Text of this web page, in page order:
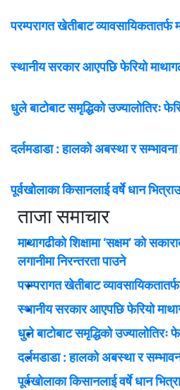
परम्परागत खेतीबाट व्यावसायिकतातर्फ
स्थानीय सरकार आएपछि फेरियो
धुले बाटोबाट समृद्धिको उज्यालोतिरः
दर्लमडाडा : हालको अबस्था र सम्भावना
पूर्वखोलाका किसानलाई वर्षे धान
ताजा समाचार
माथागढीको शिक्षामा ‘सक्षम’ को
लगानीमा निरन्तरता पाउने
परम्परागत खेतीबाट
स्थानीय सरकार आएपछि फेरियो
धुले बाटोबाट समृद्धिको उज्यालोतिरः
दर्लमडाडा : हालको अबस्था र
पूर्वखोलाका किसानलाई वर्षे धान